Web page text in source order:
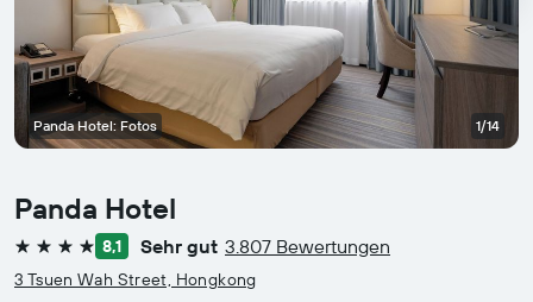
Panda Hotel
4 Sterne 8,1 Sehr gut 3.807 Bewertungen
3 Tsuen Wah Street, Hongkong
Panda Hotel: Fotos 1/14